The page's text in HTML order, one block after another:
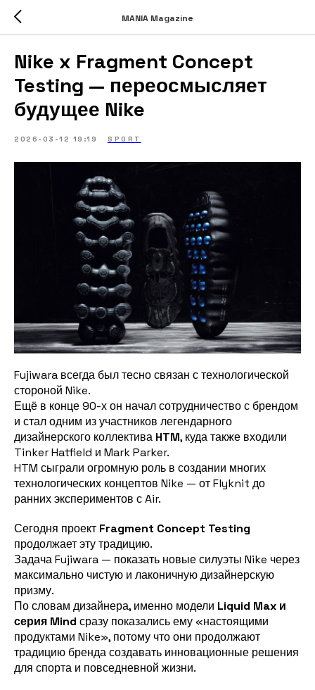
MANIA Magazine
Nike x Fragment Concept
Testing — переосмысляет
будущее Nike
2026-03-12 19:19 SPORT
Fujiwara всегда был тесно связан с технологической
стороной Nike.
Ещё в конце 90-х он начал сотрудничество с брендом
и стал одним из участников легендарного
дизайнерского коллектива HTM, куда также входили
Tinker Hatfield и Mark Parker.
HTM сыграли огромную роль в создании многих
технологических концептов Nike — от Flyknit до
ранних экспериментов с Air.
Сегодня проект Fragment Concept Testing
продолжает эту традицию.
Задача Fujiwara — показать новые силуэты Nike через
максимально чистую и лаконичную дизайнерскую
призму.
По словам дизайнера, именно модели Liquid Max и
серия Mind сразу показались ему «настоящими
продуктами Nike», потому что они продолжают
традицию бренда создавать инновационные решения
для спорта и повседневной жизни.